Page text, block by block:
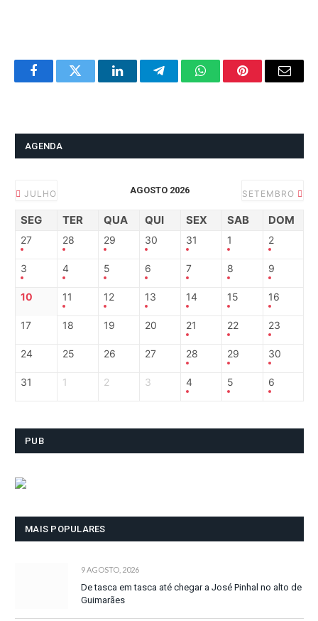
FacebookTwitter LinkedInTelegramWhatsAppPinterestEmail
AGENDA
JULHO AGOSTO 2026 SETEMBRO
SEG TER QUA QUI SEX SAB DOM
27 28 29 30 31 1 2
3 4 5 6 7 8 9
10 11 12 13 14 15 16
17 18 19 20 21 22 23
24 25 26 27 28 29 30
31 1 2 3 4 5 6
PUB
MAIS POPULARES
9 AGOSTO, 2026
De tasca em tasca até chegar a José Pinhal no alto de
Guimarães